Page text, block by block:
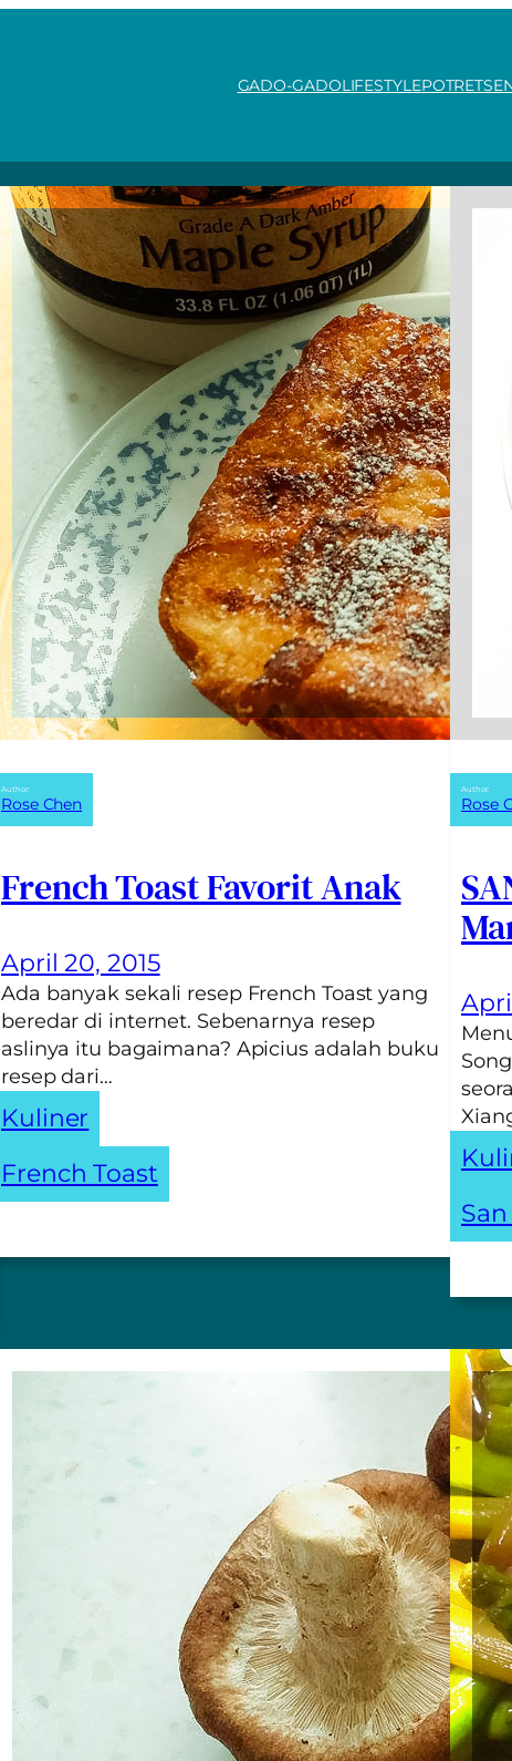
GADO-GADOLIFESTYLEPOTRET
Author:
Rose Chen
French Toast Favorit Anak
April 20, 2015
Ada banyak sekali resep French Toast yang
beredar di internet. Sebenarnya resep
aslinya itu bagaimana? Apicius adalah buku
resep dari…
Kuliner
French Toast
Author:
Rose